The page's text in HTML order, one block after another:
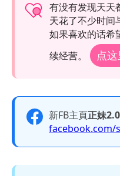
有没有发现天天
天花了不少时间
如果喜欢的话希
续经营。
点
新FB主頁正妹2.0
facebook.com/